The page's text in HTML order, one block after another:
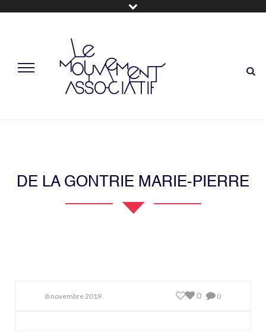
DE LA GONTRIE MARIE-PIERRE
8 novembre 2019 0
0